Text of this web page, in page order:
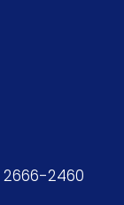
2666-2460